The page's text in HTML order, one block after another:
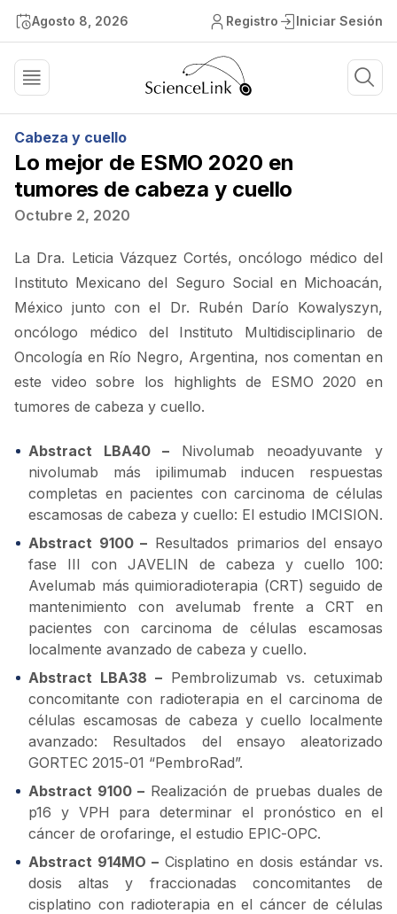
Agosto 8, 2026 Registro Iniciar Sesión
Cabeza y cuello
Lo mejor de ESMO 2020 en
tumores de cabeza y cuello
Octubre 2, 2020
La Dra. Leticia Vázquez Cortés, oncólogo médico del
Instituto Mexicano del Seguro Social en Michoacán,
México junto con el Dr. Rubén Darío Kowalyszyn,
oncólogo médico del Instituto Multidisciplinario de
Oncología en Río Negro, Argentina, nos comentan en
este video sobre los highlights de ESMO 2020 en
tumores de cabeza y cuello.
Abstract LBA40 – Nivolumab neoadyuvante y
nivolumab más ipilimumab inducen respuestas
completas en pacientes con carcinoma de células
escamosas de cabeza y cuello: El estudio IMCISION.
Abstract 9100 – Resultados primarios del ensayo
fase III con JAVELIN de cabeza y cuello 100:
Avelumab más quimioradioterapia (CRT) seguido de
mantenimiento con avelumab frente a CRT en
pacientes con carcinoma de células escamosas
localmente avanzado de cabeza y cuello.
Abstract LBA38 – Pembrolizumab vs. cetuximab
concomitante con radioterapia en el carcinoma de
células escamosas de cabeza y cuello localmente
avanzado: Resultados del ensayo aleatorizado
GORTEC 2015-01 “PembroRad”.
Abstract 9100 – Realización de pruebas duales de
p16 y VPH para determinar el pronóstico en el
cáncer de orofaringe, el estudio EPIC-OPC.
Abstract 914MO – Cisplatino en dosis estándar vs.
dosis altas y fraccionadas concomitantes de
cisplatino con radioterapia en el cáncer de células